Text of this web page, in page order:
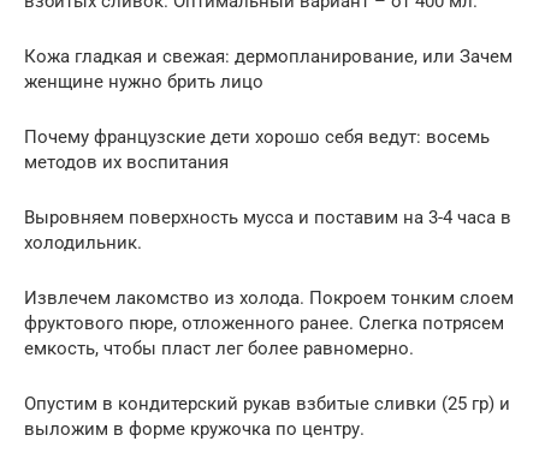
Кожа гладкая и свежая: дермопланирование, или Зачем
женщине нужно брить лицо
Почему французские дети хорошо себя ведут: восемь
методов их воспитания
Выровняем поверхность мусса и поставим на 3-4 часа в
холодильник.
Извлечем лакомство из холода. Покроем тонким слоем
фруктового пюре, отложенного ранее. Слегка потрясем
емкость, чтобы пласт лег более равномерно.
Опустим в кондитерский рукав взбитые сливки (25 гр) и
выложим в форме кружочка по центру.